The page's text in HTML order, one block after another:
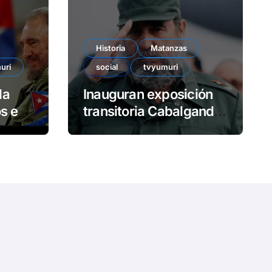
Historia
Matanzas
social
tvyumuri
Inauguran exposición
transitoria Cabalgando
con Fidel